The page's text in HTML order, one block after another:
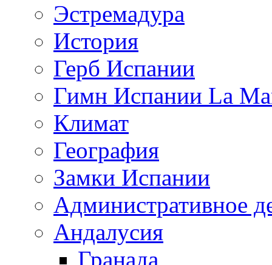
Эстремадура
История
Герб Испании
Гимн Испании La
Климат
География
Замки Испании
Административное
Андалусия
Гранада